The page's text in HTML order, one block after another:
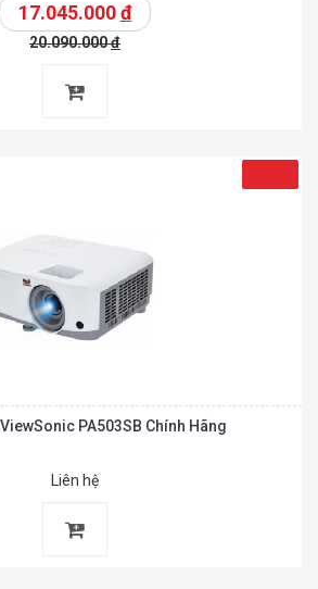
17.045.000đ
20.090.000đ
PA503SB Chính Hãng
Liên hệ